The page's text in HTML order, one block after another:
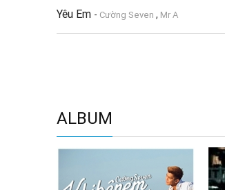
Yêu Em - Cường Seven , Mr A
ALBUM